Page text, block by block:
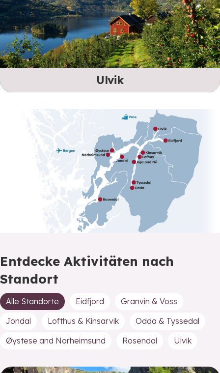
Ulvik
Entdecke Aktivitäten nach
Standort
Alle Standorte Eidfjord
Granvin & Voss
Jondal
Lofthus & Kinsarvik
Odda & Tyssedal
Øystese and Norheimsund
Rosendal Ulvik